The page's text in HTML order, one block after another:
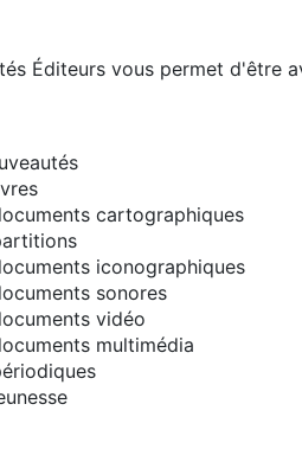
Éditeurs vous permet d'être
cartographiques
iconographiques
sonores
vidéo
multimédia